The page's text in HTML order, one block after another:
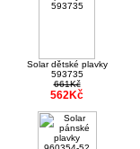
Solar dětské plavky
593735
661Kč
562Kč